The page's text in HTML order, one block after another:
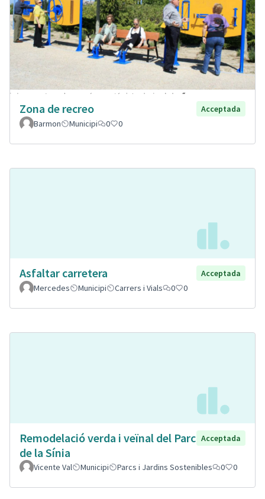
Zona de recreo
Acceptada
Barmon
Municipi 0 0
Asfaltar carretera
Acceptada
Mercedes
Municipi Carrers i Vials 0 0
Remodelació verda i veïnal del Parc
de la Sínia
Acceptada
Vicente Val Municipi Parcs i Jardins Sostenibles 0 0